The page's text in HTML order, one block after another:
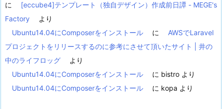
に
[eccube4]テンプレート（独自デザイン）作成前日譚 - MEGE's
Factory
より
Ubuntu14.04にComposerをインストール
に
AWSでLaravel
プロジェクトをリリースするのに参考にさせて頂いたサイト | 井の
中のライフロッグ
より
Ubuntu14.04にComposerをインストール
に bistro より
Ubuntu14.04にComposerをインストール
に kopa より